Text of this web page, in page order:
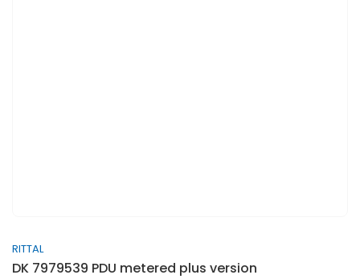
RITTAL
DK 7979539 PDU metered plus version